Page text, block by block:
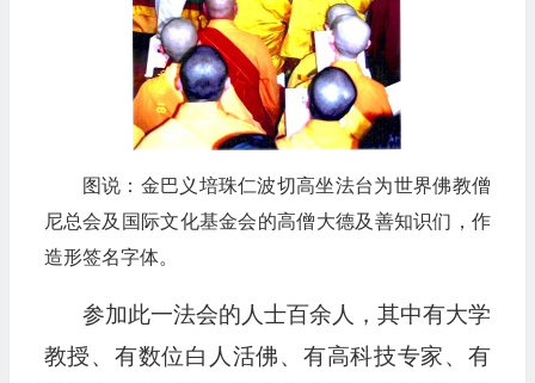
图说：金巴义培珠仁波切高坐法台为世界佛教僧
尼总会及国际文化基金会的高僧大德及善知识们，作
造形签名字体。
参加此一法会的人士百余人，其中有大学
教授、有数位白人活佛、有高科技专家、有